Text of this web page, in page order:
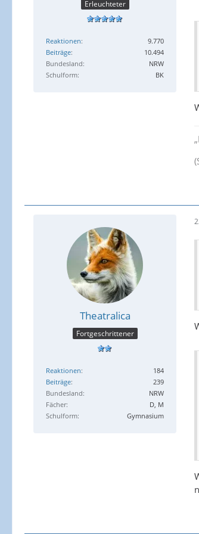
Erleuchteter
Reaktionen
9.770
Beiträge
10.494
Bundesland
NRW
Schulform
BK
Theatralica
Fortgeschrittener
Reaktionen
184
Beiträge
239
Bundesland
NRW
Fächer
D, M
Schulform
Gymnasium